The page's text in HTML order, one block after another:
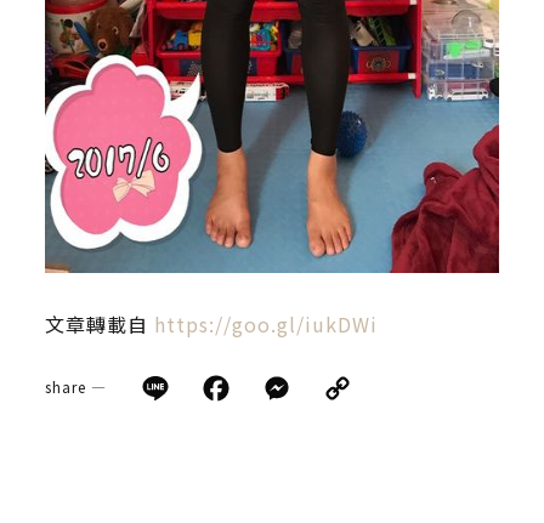
文章轉載自 https://goo.gl/iukDWi
share — Line Facebook
Messenger